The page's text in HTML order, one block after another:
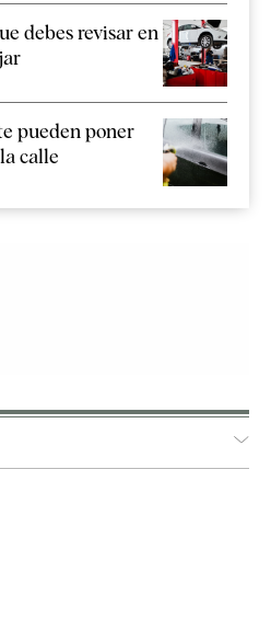
debes revisar en
pueden poner
calle